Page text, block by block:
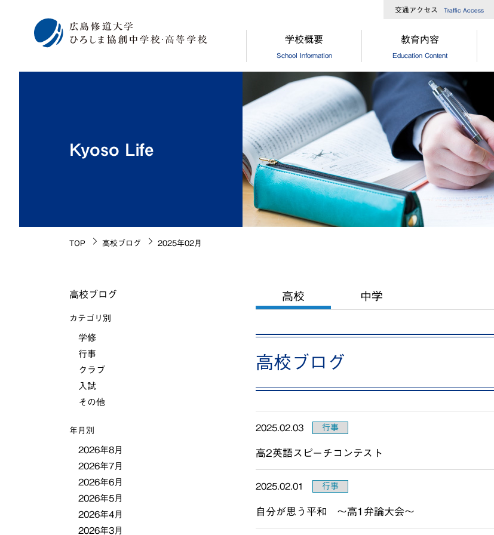
交通アクセス Traffic Access
学校概要
School Information
校長からのメッセージ
学校経営方針
修大ひろしま協創が目指す教育
広島修道大学との連携
海外協定校・姉妹校
施設・設備
生徒数
教育内容
Education Content
中高一貫コースについて
[高校]コース制
[高校]特別進学コース
[高校]進学コース
探究
GCP
国際理解プログラム
[
[
Kyoso Life
TOP 高校ブログ 2025年02月
高校 中学
高校ブログ
2025.02.03 行事
高2英語スピーチコンテスト
2025.02.01 行事
自分が思う平和 ～高1弁論大会～
高校ブログ
カテゴリ別
学修
行事
クラブ
入試
その他
年月別
2026年8月
2026年7月
2026年6月
2026年5月
2026年4月
2026年3月